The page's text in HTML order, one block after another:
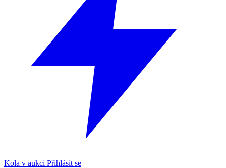
Kola v aukci Přihlásit se